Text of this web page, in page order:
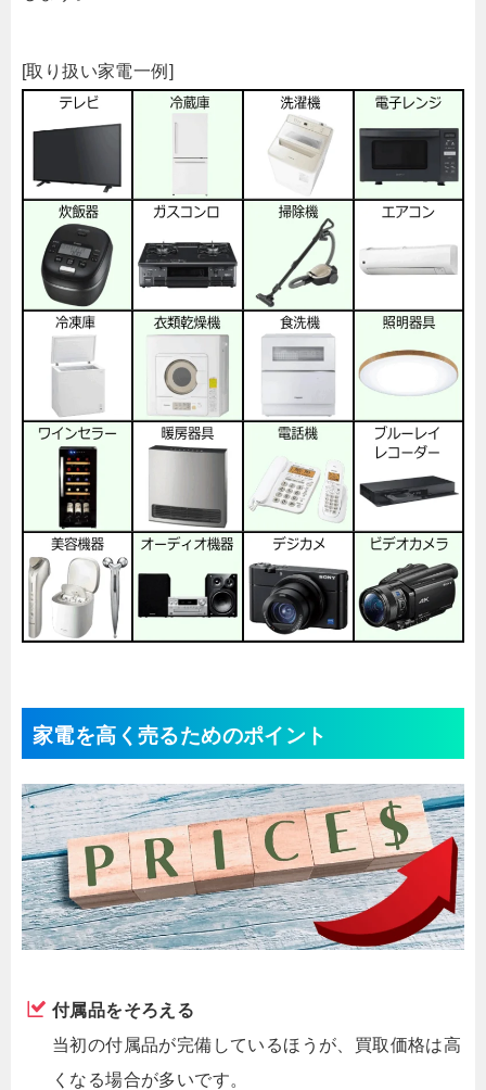
[取り扱い家電一例]
家電を高く売るためのポイント
付属品をそろえる
当初の付属品が完備しているほうが、買取価格は高
くなる場合が多いです。